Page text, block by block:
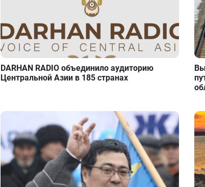
DARHAN RADIO объединило аудиторию
Центральной Азии в 185 странах